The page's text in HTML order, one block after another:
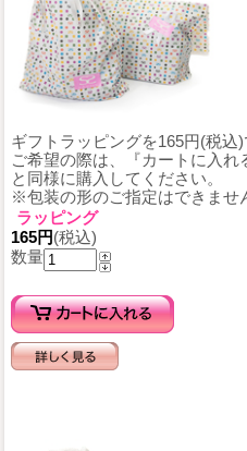
ギフトラッピングを165円(税込)
ご希望の際は、『カートに入
と同様に購入してください。
※包装の形のご指定はできませ
ラッピング
165円(税込)
数量